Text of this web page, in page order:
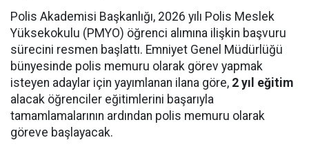
Polis Akademisi Başkanlığı, 2026 yılı Polis Meslek
Yüksekokulu (PMYO) öğrenci alımına ilişkin başvuru
sürecini resmen başlattı. Emniyet Genel Müdürlüğü
bünyesinde polis memuru olarak görev yapmak
isteyen adaylar için yayımlanan ilana göre, 2 yıl eğitim
alacak öğrenciler eğitimlerini başarıyla
tamamlamalarının ardından polis memuru olarak
göreve başlayacak.